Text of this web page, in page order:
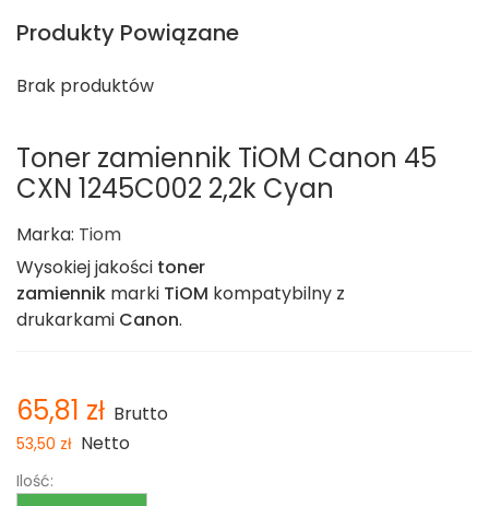
Produkty Powiązane
Brak produktów
Toner zamiennik TiOM Canon 45
CXN 1245C002 2,2k Cyan
Marka: Tiom
Wysokiej jakości toner
zamiennik marki TiOM kompatybilny z
drukarkami Canon.
65,81 zł Brutto
53,50 zł Netto
Ilość: